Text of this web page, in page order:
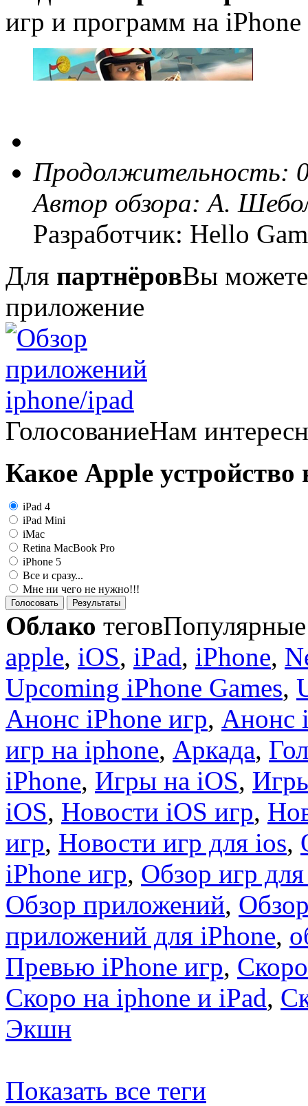
игр и программ на
Продолжительность:
Автор обзора:А.
Разработчик: Hello
Для партнёровВы можете
приложение
ГолосованиеНам
Какое Apple устройство
iPad 4
iPad Mini
iMac
Retina MacBook Pro
iPhone 5
Все и сразу...
Мне ни чего не нужно!!!
Голосовать Результаты
Облако теговПопулярные
apple, iOS, iPad, iPhone,
Upcoming iPhone Games,
Анонс iPhone игр, Анонс
игр на iphone, Аркада,
iPhone, Игры на iOS,
iOS, Новости iOS игр,
игр, Новости игр для ios,
iPhone игр, Обзор игр
Обзор приложений,
приложений для iPhone,
Превью iPhone игр,
Скоро на iphone и iPad,
Экшн
Показать все теги